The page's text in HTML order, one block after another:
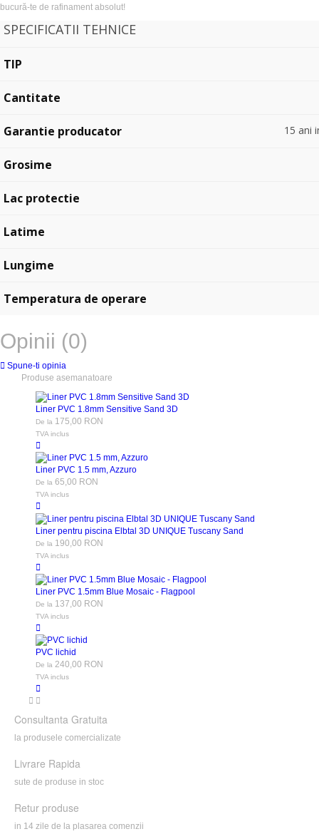
bucură-te de rafinament absolut!
SPECIFICATII TEHNICE
TIP
Cantitate
Garantie producator 15 ani
Grosime
Lac protectie
Latime
Lungime
Temperatura de operare
Opinii (0)
Spune-ti opinia
Produse asemanatoare
Liner PVC 1.8mm Sensitive Sand 3D
De la 175,00 RON
TVA inclus
Liner PVC 1.5 mm, Azzuro
De la 65,00 RON
TVA inclus
Liner pentru piscina Elbtal 3D UNIQUE Tuscany Sand
De la 190,00 RON
TVA inclus
Liner PVC 1.5mm Blue Mosaic - Flagpool
De la 137,00 RON
TVA inclus
PVC lichid
De la 240,00 RON
TVA inclus
Consultanta Gratuita
la produsele comercializate
Livrare Rapida
sute de produse in stoc
Retur produse
in 14 zile de la plasarea comenzii